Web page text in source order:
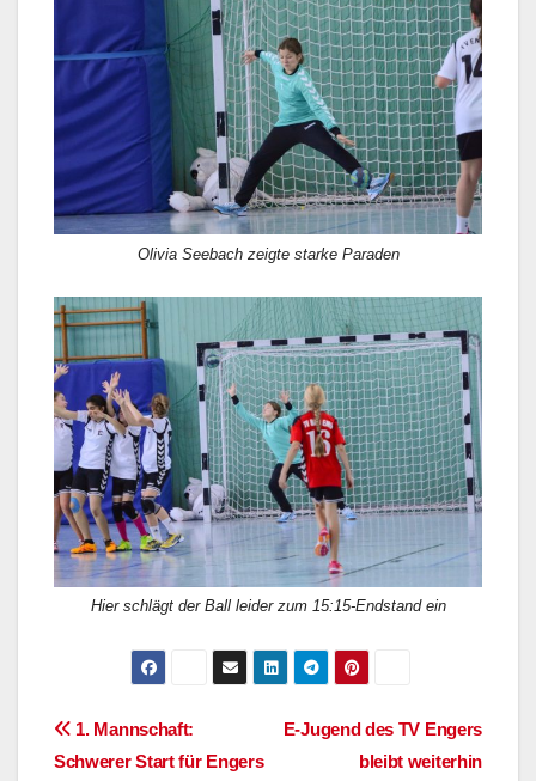
Olivia Seebach zeigte starke Paraden
Hier schlägt der Ball leider zum 15:15-Endstand ein
Beitragsnavigation
E-Jugend des TV Engers
bleibt weiterhin
1. Mannschaft:
Schwerer Start für Engers